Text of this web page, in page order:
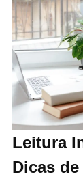
Leitura
Dicas